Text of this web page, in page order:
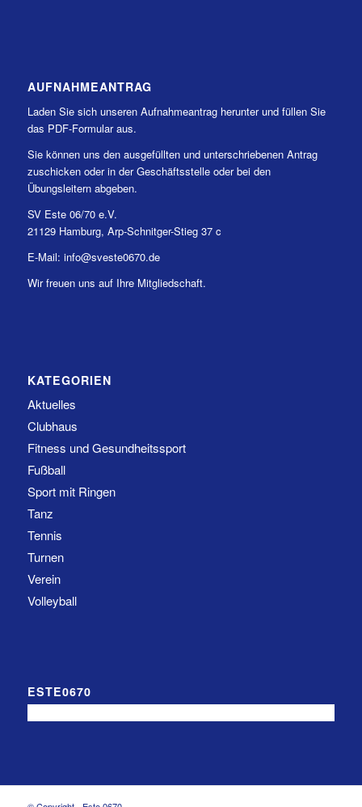
AUFNAHMEANTRAG
Laden Sie sich unseren Aufnahmeantrag herunter und füllen Sie
das PDF-Formular aus.
Sie können uns den ausgefüllten und unterschriebenen Antrag
zuschicken oder in der Geschäftsstelle oder bei den
Übungsleitern abgeben.
SV Este 06/70 e.V.
21129 Hamburg, Arp-Schnitger-Stieg 37 c
E-Mail: info@sveste0670.de
Wir freuen uns auf Ihre Mitgliedschaft.
KATEGORIEN
Aktuelles
Clubhaus
Fitness und Gesundheitssport
Fußball
Sport mit Ringen
Tanz
Tennis
Turnen
Verein
Volleyball
ESTE0670